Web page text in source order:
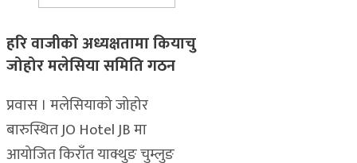
हरि वाजीको अध्यक्षतामा कियाचु
जोहोर मलेसिया समिति गठन
प्रवास । मलेसियाको जोहोर
बारुस्थित JO Hotel JB मा
आयोजित किराँत याक्थुङ चुम्लुङ